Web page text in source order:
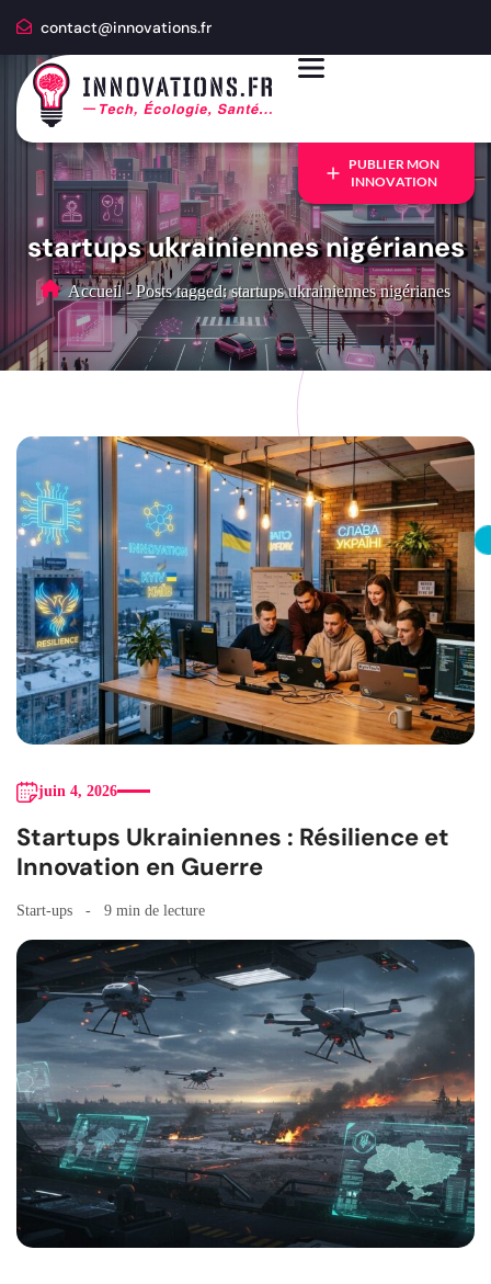
contact@innovations.fr
PUBLIER MON
INNOVATION
startups ukrainiennes nigérianes
Accueil - Posts tagged: startups ukrainiennes nigérianes
juin 4, 2026
Startups Ukrainiennes : Résilience et
Innovation en Guerre
Start-ups 9 min de lecture